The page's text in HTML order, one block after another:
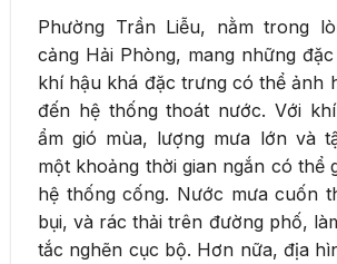
Phường Trần Liễu, nằm trong
cảng Hải Phòng, mang những
khí hậu khá đặc trưng có thể ảnh
đến hệ thống thoát nước. Với
ẩm gió mùa, lượng mưa lớn và
một khoảng thời gian ngắn có thể
hệ thống cống. Nước mưa cuốn
bụi, và rác thải trên đường phố,
tắc nghẽn cục bộ. Hơn nữa, địa